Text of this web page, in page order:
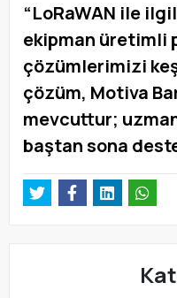
“LoRaWAN ile
ekipman üretimli
çözümlerimizi
çözüm, Motiva
mevcuttur;
baştan sona